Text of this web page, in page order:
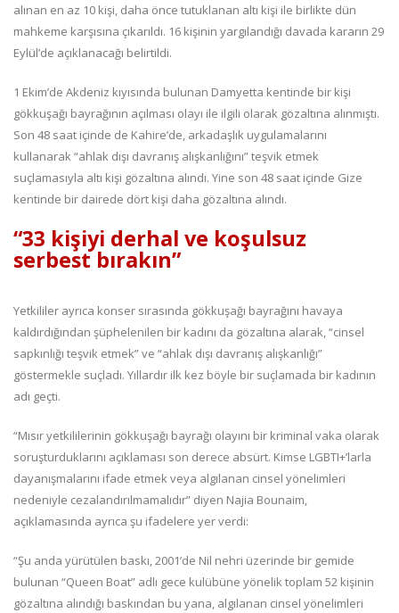
alınan en az 10 kişi, daha önce tutuklanan altı kişi ile birlikte dün
mahkeme karşısına çıkarıldı. 16 kişinin yargılandığı davada kararın 29
Eylül’de açıklanacağı belirtildi.
1 Ekim’de Akdeniz kıyısında bulunan Damyetta kentinde bir kişi
gökkuşağı bayrağının açılması olayı ile ilgili olarak gözaltına alınmıştı.
Son 48 saat içinde de Kahire’de, arkadaşlık uygulamalarını
kullanarak “ahlak dışı davranış alışkanlığını” teşvik etmek
suçlamasıyla altı kişi gözaltına alındı. Yine son 48 saat içinde Gize
kentinde bir dairede dört kişi daha gözaltına alındı.
“33 kişiyi derhal ve koşulsuz
serbest bırakın”
Yetkililer ayrıca konser sırasında gökkuşağı bayrağını havaya
kaldırdığından şüphelenilen bir kadını da gözaltına alarak, “cinsel
sapkınlığı teşvik etmek” ve “ahlak dışı davranış alışkanlığı”
göstermekle suçladı. Yıllardır ilk kez böyle bir suçlamada bir kadının
adı geçti.
“Mısır yetkililerinin gökkuşağı bayrağı olayını bir kriminal vaka olarak
soruşturduklarını açıklaması son derece absürt. Kimse LGBTI+’larla
dayanışmalarını ifade etmek veya algılanan cinsel yönelimleri
nedeniyle cezalandırılmamalıdır” diyen Najia Bounaim,
açıklamasında ayrıca şu ifadelere yer verdi:
“Şu anda yürütülen baskı, 2001’de Nil nehri üzerinde bir gemide
bulunan “Queen Boat” adlı gece kulübüne yönelik toplam 52 kişinin
gözaltına alındığı baskından bu yana, algılanan cinsel yönelimleri